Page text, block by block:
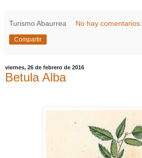
Turismo Abaurrea No hay comentarios:
Compartir
viernes, 26 de febrero de 2016
Betula Alba